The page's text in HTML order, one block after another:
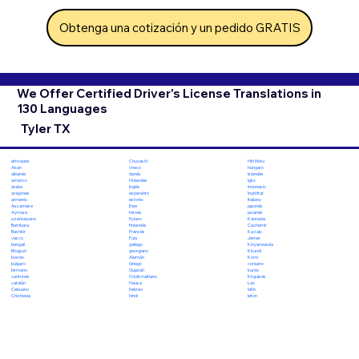
Obtenga una cotización y un pedido GRATIS
We Offer Certified Driver's License Translations in
130 Languages
Tyler TX
africaans
Akan
albanés
amárico
árabe
aragonés
armenio
Assamese
Aymara
azerbaiyano
Bambara
Bashkir
vasco
bengalí
Bhojpuri
bosnio
búlgaro
birmano
cantonés
catalán
Cebuano
Chichewa
Chuvashi
checo
danés
Holandés
Inglés
esperanto
estonio
Ewe
feroés
fiyiano
finlandés
Francés
Fula
gallego
georgiano
Alemán
Griego
Gujarati
Criollo haitiano
Hausa
hebreo
hindi
Hiri Motu
húngaro
islandés
Igbo
indonesio
Inuktitut
italiano
japonés
javanés
Kannada
Cachemir
Kazajo
Jemer
Kinyarwanda
Kirundi
Komi
coreano
kurdo
Kirguises
Lao
latín
letón